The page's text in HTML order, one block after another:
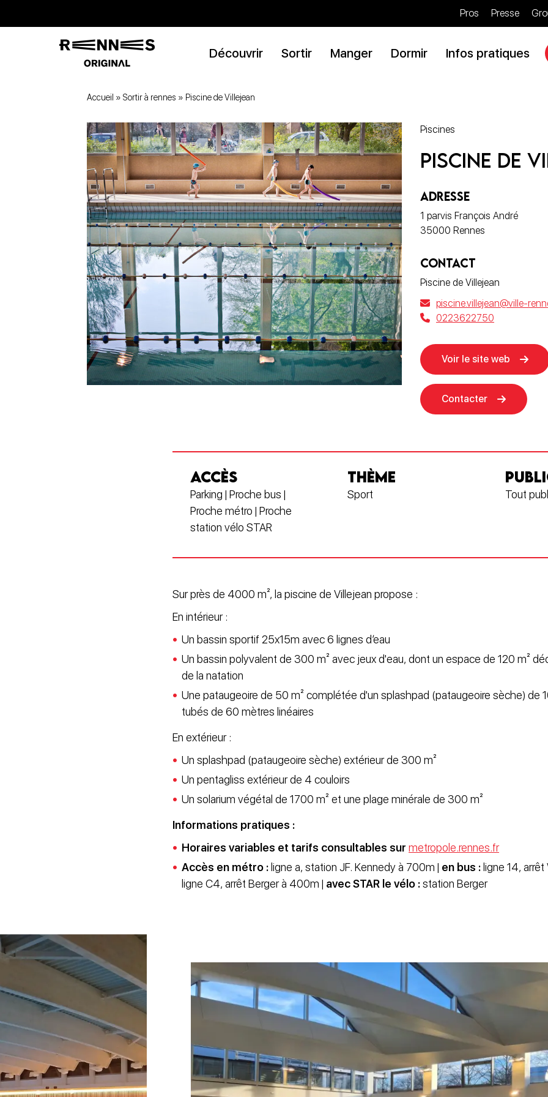
Pros Presse
Découvrir Sortir Manger Dormir Infos pratiques
Accueil » Sortir à rennes » Piscine de Villejean
Piscines
Piscine de
ADRESSE
1 parvis François André
35000 Rennes
CONTACT
Piscine de Villejean
piscine.villejean@ville-
0223622750
Voir le site web
Contacter
ACCÈS
Parking | Proche bus |
Proche métro | Proche
station vélo STAR
THÈME
Sport Tout
Sur près de 4000 m², la piscine de Villejean propose :
En intérieur :
Un bassin sportif 25x15m avec 6 lignes d’eau
Un bassin polyvalent de 300 m² avec jeux d'eau, dont un espace de 120 m²
de la natation
Une pataugeoire de 50 m² complétée d'un splashpad (pataugeoire sèche) de
tubés de 60 mètres linéaires
En extérieur :
Un splashpad (pataugeoire sèche) extérieur de 300 m²
Un pentagliss extérieur de 4 couloirs
Un solarium végétal de 1700 m² et une plage minérale de 300 m²
Informations pratiques :
Horaires variables et tarifs consultables sur metropole.rennes.fr
Accès en métro : ligne a, station JF. Kennedy à 700m | en bus : ligne 14,
ligne C4, arrêt Berger à 400m | avec STAR le vélo :station Berger